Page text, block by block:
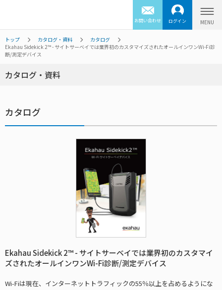
お問い合わせ ログイン
トップ カタログ・資料
カタログ
Ekahau Sidekick 2™ - サイトサーベイでは業界初のカスタマイズされたオールインワンWi-Fi診
断/測定デバイス
カタログ・資料
カタログ
Ekahau Sidekick 2™ - サイトサーベイでは業界初のカスタマイ
ズされたオールインワンWi-Fi診断/測定デバイス
Wi-Fiは現在、インターネットトラフィックの55％以上を占めるようにな